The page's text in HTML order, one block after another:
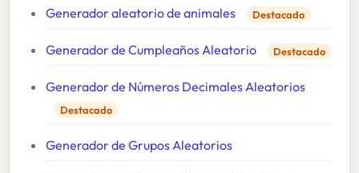
Generador aleatorio de animales Destacado
Generador de Cumpleaños Aleatorio Destacado
Generador de Números Decimales Aleatorios
Destacado
Generador de Grupos Aleatorios